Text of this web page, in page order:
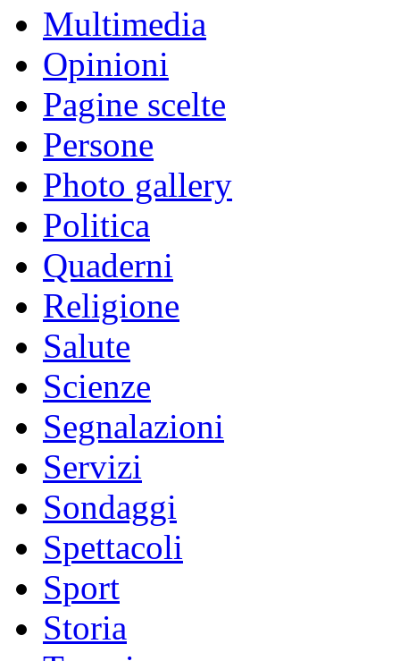
Multimedia
Opinioni
Pagine scelte
Persone
Photo gallery
Politica
Quaderni
Religione
Salute
Scienze
Segnalazioni
Servizi
Sondaggi
Spettacoli
Sport
Storia